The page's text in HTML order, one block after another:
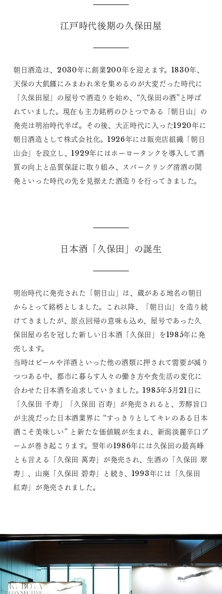
江戸時代後期の久保田屋
朝日酒造は、2030年に創業200年を迎えます。1830年、
天保の大飢饉にみまわれ米を集めるのが大変だった時代に
「久保田屋」の屋号で酒造りを始め、“久保田の酒”と呼ば
れていました。現在も主力銘柄のひとつである「朝日山」の
発売は明治時代半ば。その後、大正時代に入った1920年に
朝日酒造として株式会社化。1926年には販売店組織「朝日
山会」を設立し、1929年にはホーロータンクを導入して酒
質の向上と品質保証に取り組み、スパークリング清酒の開
発といった時代の先を見据えた酒造りを行ってきました。
日本酒「久保田」の誕生
明治時代に発売された「朝日山」は、蔵がある地名の朝日
からとって銘柄としました。これ以降、「朝日山」を造り続
けてきましたが、原点回帰の意味も込め、屋号であった久
保田屋の名を冠した新しい日本酒「久保田」を1985年に発
売します。
当時はビールや洋酒といった他の酒類に押されて需要が減り
つつある中、都市に暮らす人々の働き方や食生活の変化に
合わせた日本酒を追求していきました。1985年5月21日に
「久保田 千寿」「久保田 百寿」が発売されると、芳醇旨口
が主流だった日本酒業界に “すっきりとしてキレのある日本
酒こそ美味しい” と新たな価値観が生まれ、新潟淡麗辛口ブ
ームが巻き起こります。翌年の1986年には久保田の最高峰
とも言える「久保田 萬寿」が発売され、生酒の「久保田 翠
寿」、山廃「久保田 碧寿」と続き、1993年には「久保田
紅寿」が発売されました。